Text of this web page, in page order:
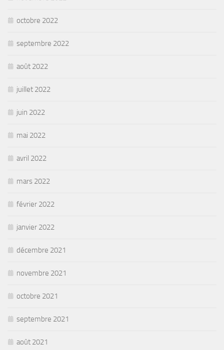
octobre 2022
septembre 2022
août 2022
juillet 2022
juin 2022
mai 2022
avril 2022
mars 2022
février 2022
janvier 2022
décembre 2021
novembre 2021
octobre 2021
septembre 2021
août 2021